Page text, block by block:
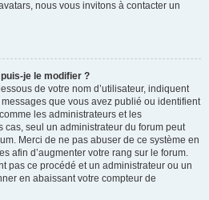
nous vous invitons à contacter un
je le modifier ?
de votre nom d’utilisateur, indiquent
que vous avez publié ou identifient
les administrateurs et les
cas, seul un administrateur du forum peut
Merci de ne pas abuser de ce système en
afin d’augmenter votre rang sur le forum.
pas ce procédé et un administrateur ou un
en abaissant votre compteur de